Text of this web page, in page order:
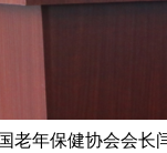
老年保健协会会长